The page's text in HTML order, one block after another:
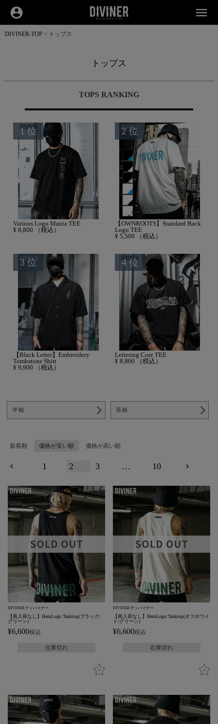
account_circle menu
DIVINER-TOP トップス
トップス
TOPS RANKING
Various Logo Mania TEE
¥ 8,800 （税込）
【OWNROOTS】Standard Back
Logo TEE
¥ 5,500 （税込）
【Black Letter】Embroidery
Tombstone Shirt
¥ 9,900 （税込）
Lettering Core TEE
¥ 8,800 （税込）
半袖 長袖
新着順 価格が安い順 価格が高い順
1 2 3 … 10
DIVINER ディバイナー
【再入荷なし】HemLogo Tanktop(ブラック/
グリーン)
¥6,600税込
在庫切れ
DIVINER ディバイナー
【再入荷なし】HemLogo Tanktop(オフホワイ
ト/グリーン)
¥6,600税込
在庫切れ